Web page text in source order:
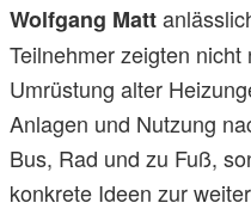
Wolfgang Matt
Teilnehmer zeigten
Umrüstung alter
Anlagen und Nutzung
Bus, Rad und zu Fuß,
konkrete Ideen zur